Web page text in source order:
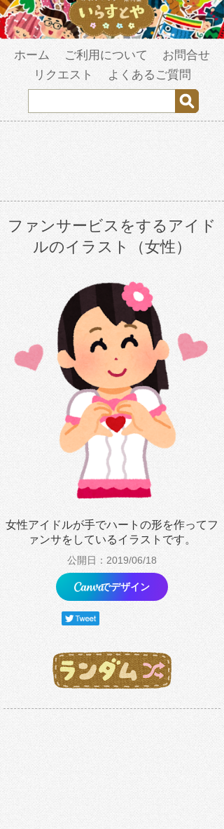
ホーム ご利用について
お問合せ
リクエスト
よくあるご質問
ファンサービスをするアイド
ルのイラスト（女性）
女性アイドルが手でハートの形を作ってフ
ァンサをしているイラストです。
公開日：2019/06/18
でデザイン